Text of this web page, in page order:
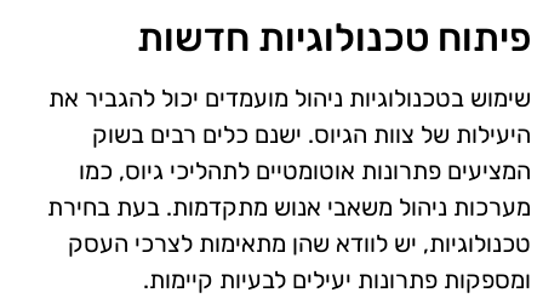
פיתוח טכנולוגיות חדשות
שימוש בטכנולוגיות ניהול מועמדים יכול להגביר את
היעילות של צוות הגיוס. ישנם כלים רבים בשוק
המציעים פתרונות אוטומטיים לתהליכי גיוס, כמו
מערכות ניהול משאבי אנוש מתקדמות. בעת בחירת
טכנולוגיות, יש לוודא שהן מתאימות לצרכי העסק
ומספקות פתרונות יעילים לבעיות קיימות.